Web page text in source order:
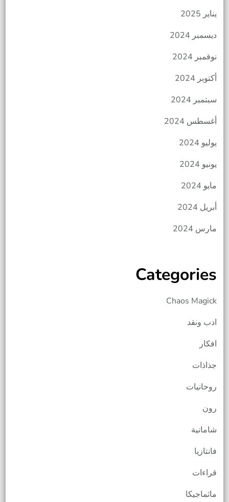
يناير 2025
ديسمبر 2024
نوفمبر 2024
أكتوبر 2024
سبتمبر 2024
أغسطس 2024
يوليو 2024
يونيو 2024
مايو 2024
أبريل 2024
مارس 2024
Categories
Chaos Magick
ادب ونقد
افكار
جذاذات
روحانيات
رون
شامانية
فانتازيا
قراءات
ماثماجيكا